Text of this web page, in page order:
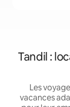
Tandil :
Les
vacances